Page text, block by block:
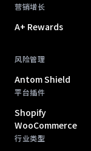
营销增长
A+ Rewards
风险管理
Antom Shield
平台插件
Shopify
WooCommerce
行业类型